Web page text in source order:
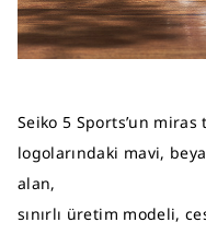
Seiko 5 Sports’un miras
logolarındaki mavi,
alan,
sınırlı üretim modeli,